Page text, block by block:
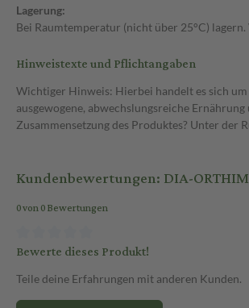
Lagerung:
Bei Raumtemperatur (nicht über 25°C)
Hinweistexte und Pflichtangaben
Wichtiger Hinweis: Hierbei handelt es sich
ausgewogene, abwechslungsreiche
Zusammensetzung des Produktes? Unter
Kundenbewertungen: DIA-
0 von 0 Bewertungen
Bewerte dieses Produkt!
Teile deine Erfahrungen mit anderen Kunden.